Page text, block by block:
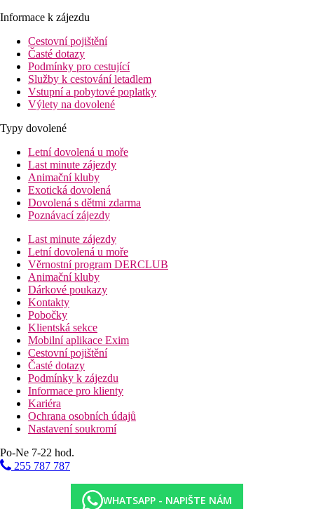
Informace k zájezdu
Cestovní pojištění
Časté dotazy
Podmínky pro cestující
Služby k cestování letadlem
Vstupní a pobytové poplatky
Výlety na dovolené
Typy dovolené
Letní dovolená u moře
Last minute zájezdy
Animační kluby
Exotická dovolená
Dovolená s dětmi zdarma
Poznávací zájezdy
Last minute zájezdy
Letní dovolená u moře
Věrnostní program DERCLUB
Animační kluby
Dárkové poukazy
Kontakty
Pobočky
Klientská sekce
Mobilní aplikace Exim
Cestovní pojištění
Časté dotazy
Podmínky k zájezdu
Informace pro klienty
Kariéra
Ochrana osobních údajů
Nastavení soukromí
Po-Ne 7-22 hod.
255 787 787
WHATSAPP - NAPIŠTE NÁM